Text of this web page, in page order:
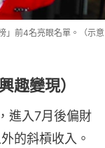
」前4名亮眼名單。（示意
趣變現）
進入7月後偏財
的斜槓收入。